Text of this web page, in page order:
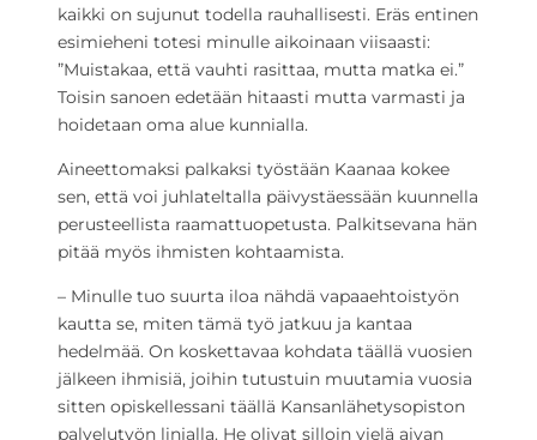
kaikki on sujunut todella rauhallisesti. Eräs entinen
esimieheni totesi minulle aikoinaan viisaasti:
”Muistakaa, että vauhti rasittaa, mutta matka ei.”
Toisin sanoen edetään hitaasti mutta varmasti ja
hoidetaan oma alue kunnialla.
Aineettomaksi palkaksi työstään Kaanaa kokee
sen, että voi juhlateltalla päivystäessään kuunnella
perusteellista raamattuopetusta. Palkitsevana hän
pitää myös ihmisten kohtaamista.
– Minulle tuo suurta iloa nähdä vapaaehtoistyön
kautta se, miten tämä työ jatkuu ja kantaa
hedelmää. On koskettavaa kohdata täällä vuosien
jälkeen ihmisiä, joihin tutustuin muutamia vuosia
sitten opiskellessani täällä Kansanlähetysopiston
palvelutyön linjalla. He olivat silloin vielä aivan